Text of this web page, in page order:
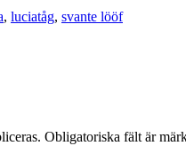
, luciatåg, svante lööf
Obligatoriska fält är